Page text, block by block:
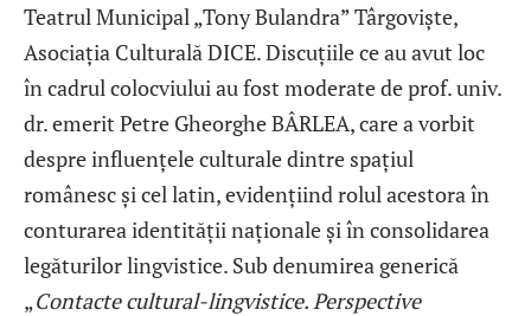
Teatrul Municipal „Tony Bulandra” Târgoviște,
Asociația Culturală DICE. Discuțiile ce au avut loc
în cadrul colocviului au fost moderate de prof. univ.
dr. emerit Petre Gheorghe BÂRLEA, care a vorbit
despre influențele culturale dintre spațiul
românesc și cel latin, evidențiind rolul acestora în
conturarea identității naționale și în consolidarea
legăturilor lingvistice. Sub denumirea generică
„Contacte cultural-lingvistice. Perspective